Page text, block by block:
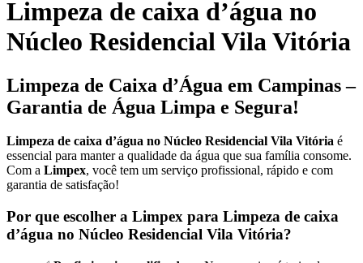
Limpeza de caixa d’água no
Núcleo Residencial Vila Vitória
Limpeza de Caixa d’Água em Campinas –
Garantia de Água Limpa e Segura!
Limpeza de caixa d’água no Núcleo Residencial Vila Vitória é
essencial para manter a qualidade da água que sua família consome.
Com a Limpex, você tem um serviço profissional, rápido e com
garantia de satisfação!
Por que escolher a Limpex para Limpeza de caixa
d’água no Núcleo Residencial Vila Vitória?